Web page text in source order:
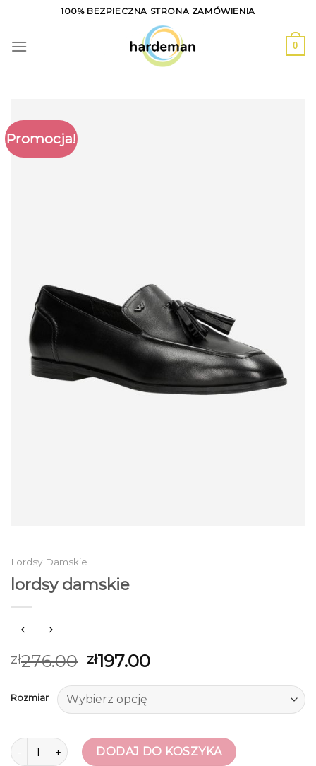
content
100% BEZPIECZNA STRONA ZAMÓWIENIA
0
Promocja!
Lordsy Damskie
lordsy damskie
zł276.00 zł197.00
Rozmiar
ilość lordsy damskieDODAJ DO KOSZYKA